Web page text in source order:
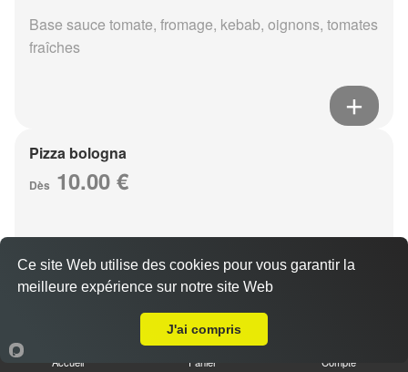
Base sauce tomate, fromage, kebab, oignons, tomates
fraîches
Pizza bologna
Dès 10.00 €
Base sauce tomate, fromage, viande hachée,
champignons, oeuf
Accueil Panier Compte
Ce site Web utilise des cookies pour vous garantir la
meilleure expérience sur notre site Web
J'ai compris